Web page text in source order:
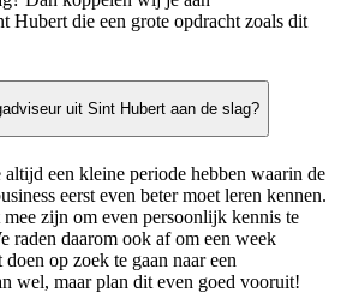
Hubert die een grote opdracht zoals dit
uit Sint Hubert aan de slag?
een kleine periode hebben waarin de
eerst even beter moet leren kennen.
zijn om even persoonlijk kennis te
raden daarom ook af om een week
op zoek te gaan naar een
wel, maar plan dit even goed vooruit!